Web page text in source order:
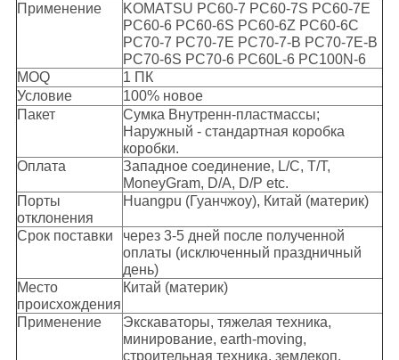
Применение
KOMATSU PC60-7 PC60-7S PC60-7E
PC60-6 PC60-6S PC60-6Z PC60-6C
PC70-7 PC70-7E PC70-7-B PC70-7E-B
PC70-6S PC70-6 PC60L-6 PC100N-6
MOQ
1 ПК
Условие
100% новое
Пакет
Сумка Внутренн-пластмассы;
Наружный - стандартная коробка
коробки.
Оплата
Западное соединение, L/C, T/T,
MoneyGram, D/A, D/P etc.
Порты
отклонения
Huangpu (Гуанчжоу), Китай (материк)
Срок поставки
через 3-5 дней после полученной
оплаты (исключенный праздничный
день)
Место
происхождения
Китай (материк)
Применение
Экскаваторы, тяжелая техника,
минирование, earth-moving,
строительная техника, землекоп,